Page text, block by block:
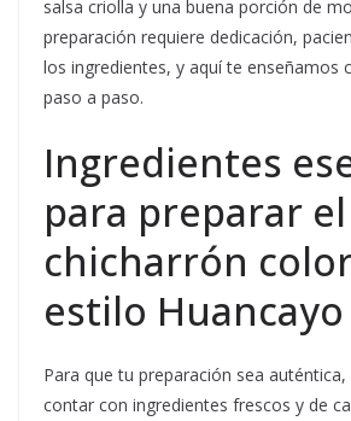
salsa criolla y una buena porción de
preparación requiere dedicación,
los ingredientes, y aquí te enseñamos
paso a paso.
Ingredientes
para preparar el
chicharrón
estilo Huancayo
Para que tu preparación sea
contar con ingredientes frescos y de